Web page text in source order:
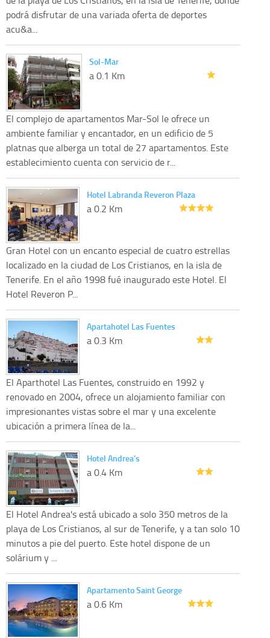
podrá disfrutar de una variada oferta de deportes
acu&a...
Sol-Mar
a 0.1 Km
El complejo de apartamentos Mar-Sol le ofrece un
ambiente familiar y encantador, en un edificio de 5
platnas que alberga un total de 27 apartamentos. Este
establecimiento cuenta con servicio de r...
Hotel Labranda Reveron Plaza
a 0.2 Km
Gran Hotel con un encanto especial de cuatro estrellas
localizado en la ciudad de Los Cristianos, en la isla de
Tenerife. En el año 1998 fué inaugurado este Hotel. El
Hotel Reveron P...
Apartahotel Las Fuentes
a 0.3 Km
El Aparthotel Las Fuentes, construido en 1992 y
renovado en 2004, ofrece un alojamiento familiar con
impresionantes vistas sobre el mar y una excelente
ubicación a primera línea de la...
Hotel Andrea's
a 0.4 Km
El Hotel Andrea's está ubicado a solo 350 metros de la
playa de Los Cristianos, al sur de Tenerife, y a tan solo 10
minutos a pie del puerto. Este hotel dispone de un
solárium y ...
Apartamento Saint George
a 0.6 Km